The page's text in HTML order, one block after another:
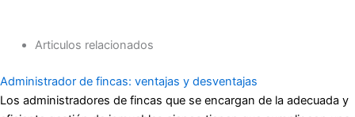
Articulos relacionados
Administrador de fincas: ventajas y desventajas
Los administradores de fincas que se encargan de la adecuada y